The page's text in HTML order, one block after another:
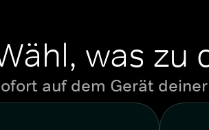
was zu
auf dem Gerät